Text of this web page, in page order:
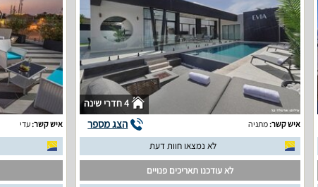
4 חדרי שינה
איש קשר:מתניה הצג מספר
לא נמצאו חוות דעת
לא עודכנו תאריכים פנויים
איש קשר:עדי